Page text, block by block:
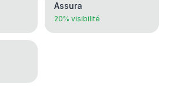
Assura
20% visibilité